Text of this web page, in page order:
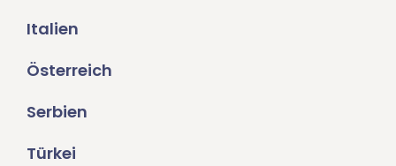
Italien
Österreich
Serbien
Türkei